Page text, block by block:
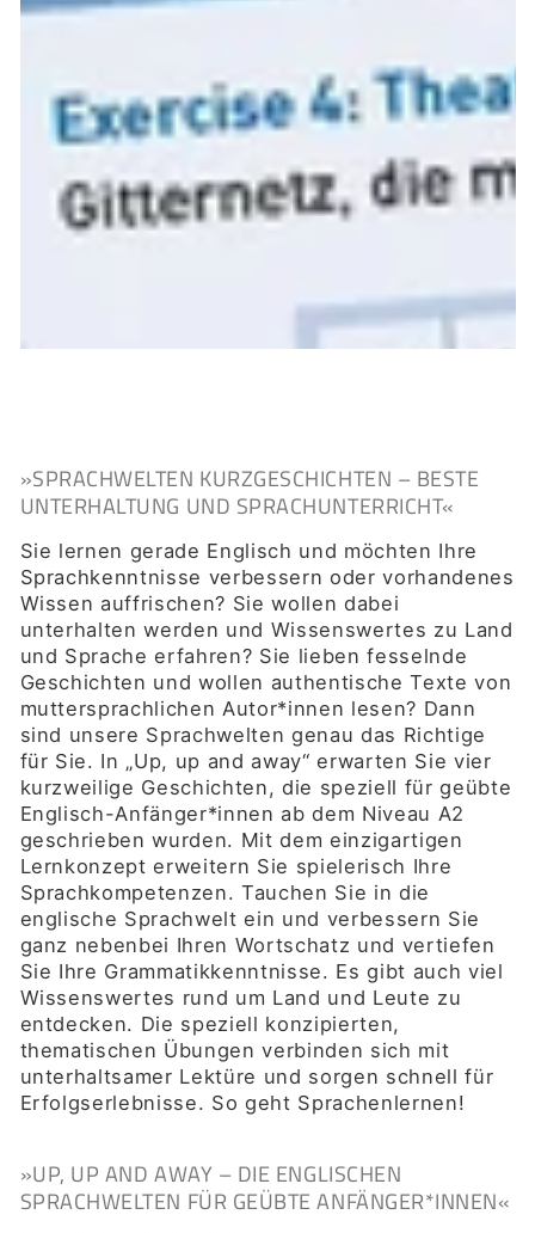
»SPRACHWELTEN KURZGESCHICHTEN – BESTE
UNTERHALTUNG UND SPRACHUNTERRICHT«
Sie lernen gerade Englisch und möchten Ihre
Sprachkenntnisse verbessern oder vorhandenes
Wissen auffrischen? Sie wollen dabei
unterhalten werden und Wissenswertes zu Land
und Sprache erfahren? Sie lieben fesselnde
Geschichten und wollen authentische Texte von
muttersprachlichen Autor*innen lesen? Dann
sind unsere Sprachwelten genau das Richtige
für Sie. In „Up, up and away“ erwarten Sie vier
kurzweilige Geschichten, die speziell für geübte
Englisch-Anfänger*innen ab dem Niveau A2
geschrieben wurden. Mit dem einzigartigen
Lernkonzept erweitern Sie spielerisch Ihre
Sprachkompetenzen. Tauchen Sie in die
englische Sprachwelt ein und verbessern Sie
ganz nebenbei Ihren Wortschatz und vertiefen
Sie Ihre Grammatikkenntnisse. Es gibt auch viel
Wissenswertes rund um Land und Leute zu
entdecken. Die speziell konzipierten,
thematischen Übungen verbinden sich mit
unterhaltsamer Lektüre und sorgen schnell für
Erfolgserlebnisse. So geht Sprachenlernen!
»UP, UP AND AWAY – DIE ENGLISCHEN
SPRACHWELTEN FÜR GEÜBTE ANFÄNGER*INNEN«